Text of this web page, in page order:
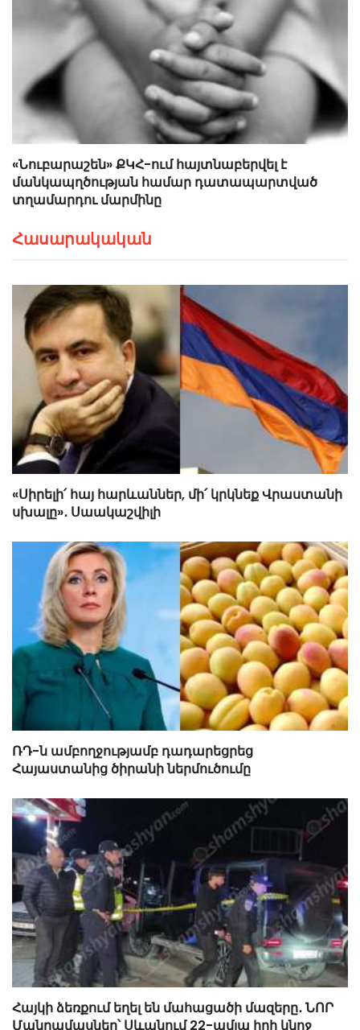
«Նուբարաշեն» ՔԿՀ-ում հայտնաբերվել է
մանկապղծության համար դատապարտված
տղամարդու մարմինը
Հասարակական
«Սիրելի՛ հայ հարևաններ, մի՛ կրկնեք Վրաստանի
սխալը»․ Սաակաշվիլի
ՌԴ-ն ամբողջությամբ դադարեցրեց
Հայաստանից ծիրանի ներմուծումը
Հայկի ձեռքում եղել են մահացածի մազերը․ ՆՈՐ
Մանրամասներ՝ Սևանում 22-ամյա հղի կնոջ